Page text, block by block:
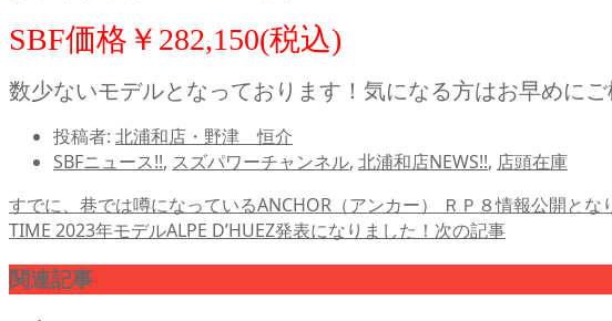
SBF価格￥282,150(税込)
数少ないモデルとなっております！気になる方はお早めにご
投稿者: 北浦和店・野津 恒介
SBFニュース!!, スズパワーチャンネル, 北浦和店NEWS!!, 店頭在庫
すでに、巷では噂になっているANCHOR（アンカー） ＲＰ８情報公開とな
TIME 2023年モデルALPE D’HUEZ発表になりました！ 次の記事
関連記事